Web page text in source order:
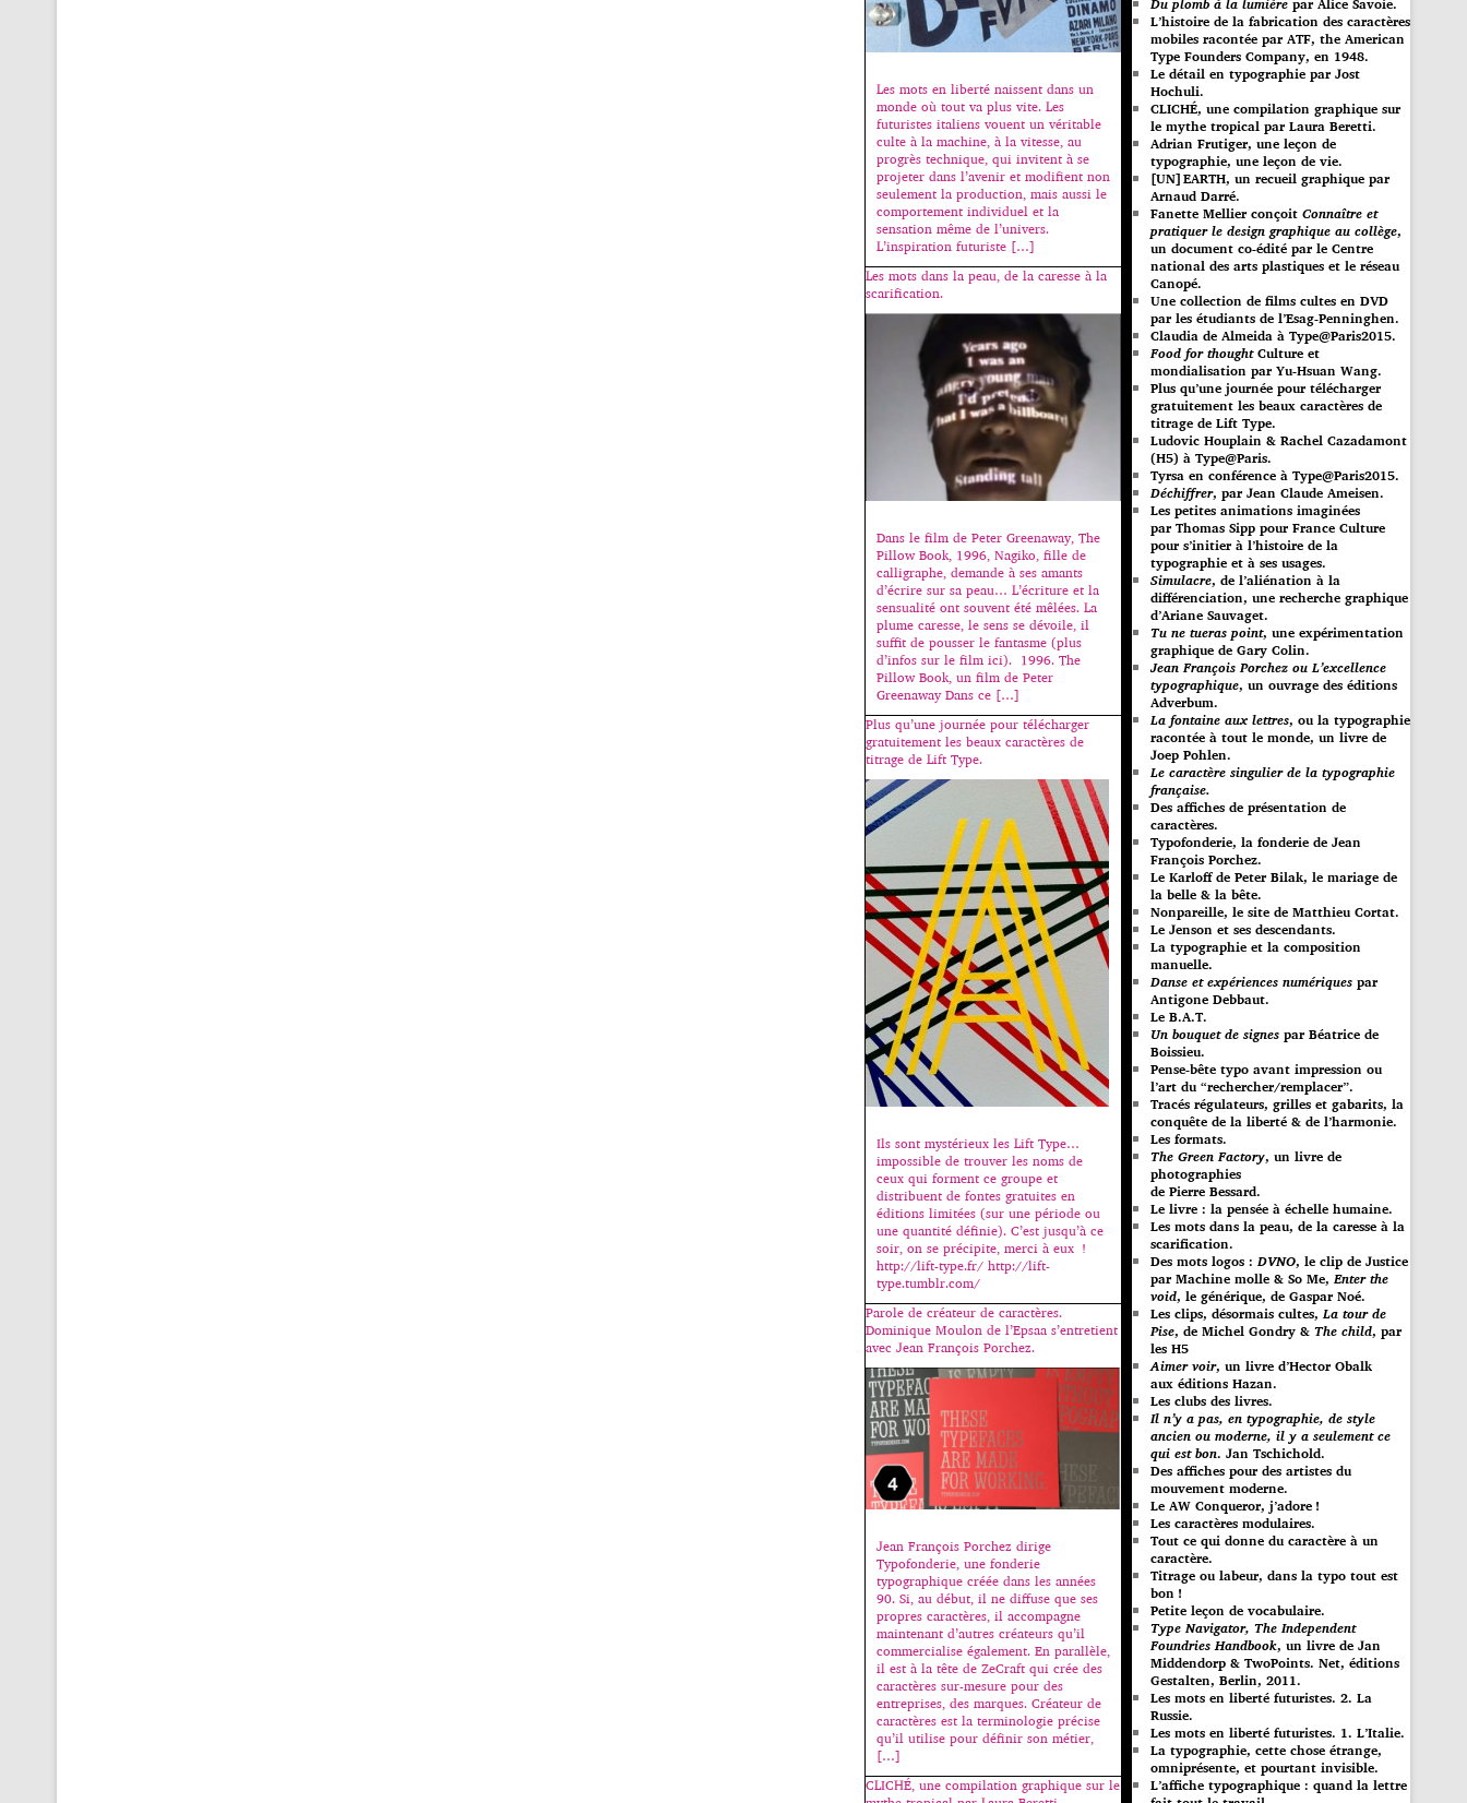
Les mots en liberté naissent dans un
monde où tout va plus vite. Les
futuristes italiens vouent un véritable
culte à la machine, à la vitesse, au
progrès technique, qui invitent à se
projeter dans l’avenir et modifient non
seulement la production, mais aussi le
comportement individuel et la
sensation même de l’univers.
L’inspiration futuriste […]
Les mots dans la peau, de la caresse à la
scarification.
Dans le film de Peter Greenaway, The
Pillow Book, 1996, Nagiko, fille de
calligraphe, demande à ses amants
d’écrire sur sa peau… L’écriture et la
sensualité ont souvent été mêlées. La
plume caresse, le sens se dévoile, il
suffit de pousser le fantasme (plus
d’infos sur le film ici). 1996. The
Pillow Book, un film de Peter
Greenaway Dans ce […]
Plus qu’une journée pour télécharger
gratuitement les beaux caractères de
titrage de Lift Type.
Ils sont mystérieux les Lift Type…
impossible de trouver les noms de
ceux qui forment ce groupe et
distribuent de fontes gratuites en
éditions limitées (sur une période ou
une quantité définie). C’est jusqu’à ce
soir, on se précipite, merci à eux !
http://lift-type.fr/ http://lift-
type.tumblr.com/
Parole de créateur de caractères.
Dominique Moulon de l’Epsaa s’entretient
avec Jean François Porchez.
Jean François Porchez dirige
Typofonderie, une fonderie
typographique créée dans les années
90. Si, au début, il ne diffuse que ses
propres caractères, il accompagne
maintenant d’autres créateurs qu’il
commercialise également. En parallèle,
il est à la tête de ZeCraft qui crée des
caractères sur-mesure pour des
entreprises, des marques. Créateur de
caractères est la terminologie précise
qu’il utilise pour définir son métier,
[…]
CLICHÉ, une compilation graphique sur le
L’histoire de la fabrication des caractères
mobiles racontée par ATF, the American
Type Founders Company, en 1948.
Le détail en typographie par Jost
Hochuli.
CLICHÉ, une compilation graphique sur
le mythe tropical par Laura Beretti.
Adrian Frutiger, une leçon de
typographie, une leçon de vie.
[UN]EARTH, un recueil graphique par
Arnaud Darré.
Fanette Mellier conçoit Connaître et
pratiquer le design graphique au collège,
un document co-édité par le Centre
national des arts plastiques et le réseau
Canopé.
Une collection de films cultes en DVD
par les étudiants de l’Esag-Penninghen.
Claudia de Almeida à Type@Paris2015.
Food for thoughtCulture et
mondialisation par Yu-Hsuan Wang.
Plus qu’une journée pour télécharger
gratuitement les beaux caractères de
titrage de Lift Type.
Ludovic Houplain & Rachel Cazadamont
(H5) à Type@Paris.
Tyrsa en conférence à Type@Paris2015.
Déchiffrer, par Jean Claude Ameisen.
Les petites animations imaginées
par Thomas Sipp pour France Culture
pour s’initier à l’histoire de la
typographie et à ses usages.
Simulacre, de l’aliénation à la
différenciation, une recherche graphique
d’Ariane Sauvaget.
Tu ne tueras point, une expérimentation
graphique de Gary Colin.
Jean François Porchez ou L’excellence
typographique, un ouvrage des éditions
Adverbum.
La fontaine aux lettres, ou la typographie
racontée à tout le monde, un livre de
Joep Pohlen.
Le caractère singulier de la typographie
française.
Des affiches de présentation de
caractères.
Typofonderie, la fonderie de Jean
François Porchez.
Le Karloff de Peter Bilak, le mariage de
la belle & la bête.
Nonpareille, le site de Matthieu Cortat.
Le Jenson et ses descendants.
La typographie et la composition
manuelle.
Danse et expériences numériques par
Antigone Debbaut.
Le B.A.T.
Un bouquet de signes par Béatrice de
Boissieu.
Pense-bête typo avant impression ou
l’art du “rechercher/remplacer”.
Tracés régulateurs, grilles et gabarits, la
conquête de la liberté & de l’harmonie.
Les formats.
The Green Factory, un livre de
photographies
de Pierre Bessard.
Le livre : la pensée à échelle humaine.
Les mots dans la peau, de la caresse à la
scarification.
Des mots logos :DVNO, le clip de Justice
par Machine molle & So Me,Enter the
void, le générique, de Gaspar Noé.
Les clips, désormais cultes,La tour de
Pise, de Michel Gondry & The child, par
les H5
Aimer voir, un livre d’Hector Obalk
aux éditions Hazan.
Les clubs des livres.
Il n’y a pas, en typographie, de style
ancien ou moderne, il y a seulement ce
qui est bon. Jan Tschichold.
Des affiches pour des artistes du
mouvement moderne.
Le AW Conqueror, j’adore !
Les caractères modulaires.
Tout ce qui donne du caractère à un
caractère.
Titrage ou labeur, dans la typo tout est
bon !
Petite leçon de vocabulaire.
Type Navigator, The Independent
Foundries Handbook, un livre de Jan
Middendorp & TwoPoints. Net, éditions
Gestalten, Berlin, 2011.
Les mots en liberté futuristes. 2. La
Russie.
Les mots en liberté futuristes. 1. L’Italie.
La typographie, cette chose étrange,
omniprésente, et pourtant invisible.
L’affiche typographique : quand la lettre